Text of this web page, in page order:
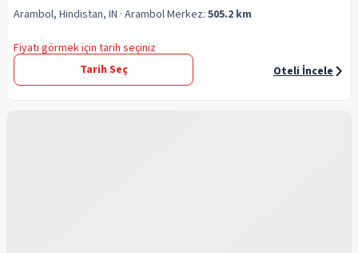
Arambol, Hindistan, IN · ArambolMerkez: 505.2 km
Fiyatı görmek için tarih seçiniz
Tarih Seç
Oteli İncele